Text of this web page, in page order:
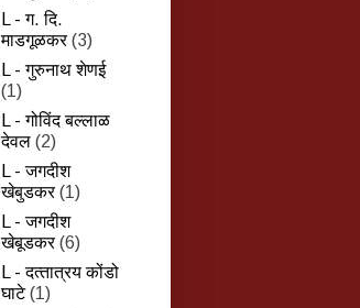
L - ग. दि.
माडगूळकर (3)
L - गुरुनाथ शेणई
(1)
L - गोविंद बल्लाळ
देवल (2)
L - जगदीश
खेबुडकर (1)
L - जगदीश
खेबूडकर (6)
L - दत्‍तात्रय कोंडो
घाटे (1)